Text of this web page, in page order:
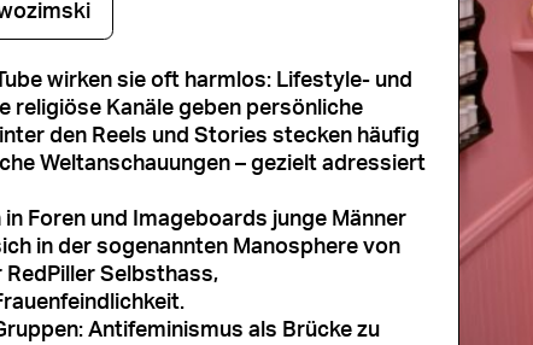
wirken sie oft harmlos: Lifestyle- und
religiöse Kanäle geben persönliche
den Reels und Stories stecken häufig
Weltanschauungen – gezielt adressiert
Foren und Imageboards junge Männer
in der sogenannten Manosphere von
RedPiller Selbsthass,
Antifeminismus als Brücke zu